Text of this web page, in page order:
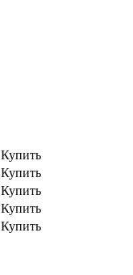
Купить
Купить
Купить
Купить
Купить